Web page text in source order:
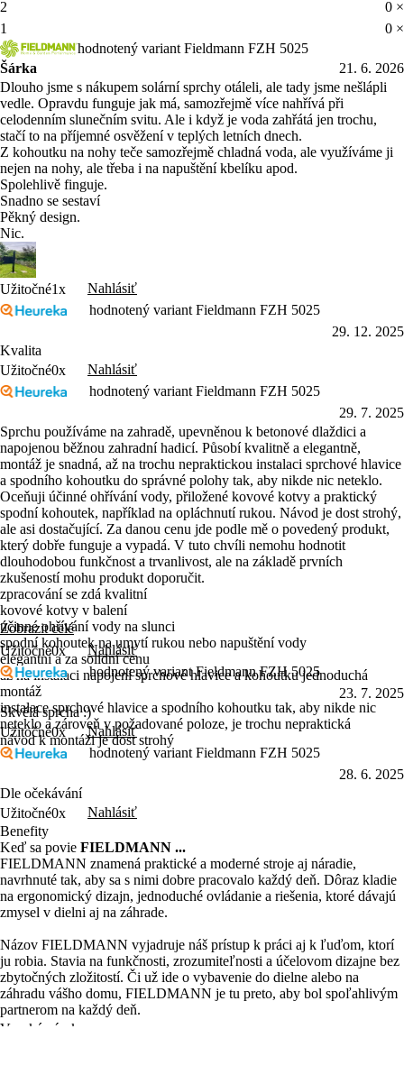
2
0 ×
1
0 ×
hodnotený variant Fieldmann FZH 5025
Šárka
21. 6. 2026
Dlouho jsme s nákupem solární sprchy otáleli, ale tady jsme nešlápli
vedle. Opravdu funguje jak má, samozřejmě více nahřívá při
celodenním slunečním svitu. Ale i když je voda zahřátá jen trochu,
stačí to na příjemné osvěžení v teplých letních dnech.
Z kohoutku na nohy teče samozřejmě chladná voda, ale využíváme ji
nejen na nohy, ale třeba i na napuštění kbelíku apod.
Spolehlivě finguje.
Snadno se sestaví
Pěkný design.
Nic.
Užitočné1x
Nahlásiť
hodnotený variant Fieldmann FZH 5025
29. 12. 2025
Kvalita
Užitočné0x
Nahlásiť
hodnotený variant Fieldmann FZH 5025
29. 7. 2025
Sprchu používáme na zahradě, upevněnou k betonové dlaždici a
napojenou běžnou zahradní hadicí. Působí kvalitně a elegantně,
montáž je snadná, až na trochu nepraktickou instalaci sprchové hlavice
a spodního kohoutku do správné polohy tak, aby nikde nic neteklo.
Oceňuji účinné ohřívání vody, přiložené kovové kotvy a praktický
spodní kohoutek, například na opláchnutí rukou. Návod je dost strohý,
ale asi dostačující. Za danou cenu jde podle mě o povedený produkt,
který dobře funguje a vypadá. V tuto chvíli nemohu hodnotit
dlouhodobou funkčnost a trvanlivost, ale na základě prvních
zkušeností mohu produkt doporučit.
zpracování se zdá kvalitní
kovové kotvy v balení
účinné ohřívání vody na slunci
spodní kohoutek na umytí rukou nebo napuštění vody
elegantní a za solidní cenu
až na instalaci napojení sprchové hlavice a kohoutku jednoduchá
montáž
instalace sprchové hlavice a spodního kohoutku tak, aby nikde nic
neteklo a zároveň v požadované poloze, je trochu nepraktická
návod k montáži je dost strohý
Zobrazit celé
Užitočné0x
Nahlásiť
hodnotený variant Fieldmann FZH 5025
23. 7. 2025
Skvělá sprcha :)
Užitočné0x
Nahlásiť
hodnotený variant Fieldmann FZH 5025
28. 6. 2025
Dle očekávání
Užitočné0x
Nahlásiť
Benefity
Keď sa povie FIELDMANN ...
FIELDMANN znamená praktické a moderné stroje aj náradie,
navrhnuté tak, aby sa s nimi dobre pracovalo každý deň. Dôraz kladie
na ergonomický dizajn, jednoduché ovládanie a riešenia, ktoré dávajú
zmysel v dielni aj na záhrade.
Názov FIELDMANN vyjadruje náš prístup k práci aj k ľuďom, ktorí
ju robia. Stavia na funkčnosti, zrozumiteľnosti a účelovom dizajne bez
zbytočných zložitostí. Či už ide o vybavenie do dielne alebo na
záhradu vášho domu, FIELDMANN je tu preto, aby bol spoľahlivým
partnerom na každý deň.
Vysoké nároky